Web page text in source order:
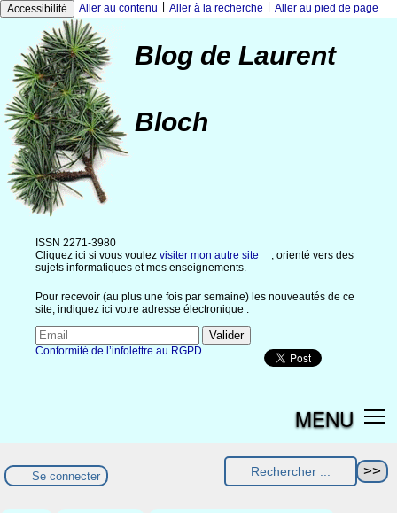
Accessibilité Aller au contenu Aller à la recherche Aller au pied de page
Blog de Laurent
Bloch
ISSN 2271-3980
Cliquez ici si vous voulez visiter mon autre site
, orienté vers des
sujets informatiques et mes enseignements.
Pour recevoir (au plus une fois par semaine) les nouveautés de ce
site, indiquez ici votre adresse électronique :
Conformité de l’infolettre au RGPD
MENU
Se connecter